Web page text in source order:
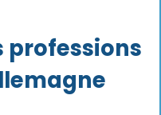
professions